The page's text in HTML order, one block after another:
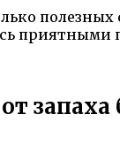
приятными